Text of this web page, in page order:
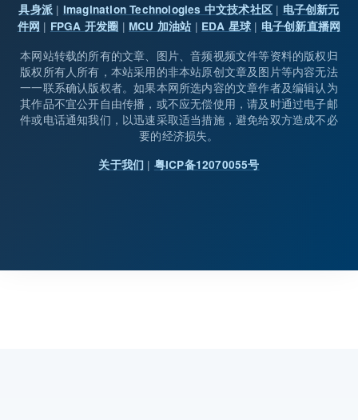
具身派 | Imagination Technologies 中文技术社区| 电子创新元
件网 | FPGA 开发圈 | MCU 加油站 | EDA 星球 | 电子创新直播网
本网站转载的所有的文章、图片、音频视频文件等资料的版权归
版权所有人所有，本站采用的非本站原创文章及图片等内容无法
一一联系确认版权者。如果本网所选内容的文章作者及编辑认为
其作品不宜公开自由传播，或不应无偿使用，请及时通过电子邮
件或电话通知我们，以迅速采取适当措施，避免给双方造成不必
要的经济损失。
关于我们 | 粤ICP备12070055号